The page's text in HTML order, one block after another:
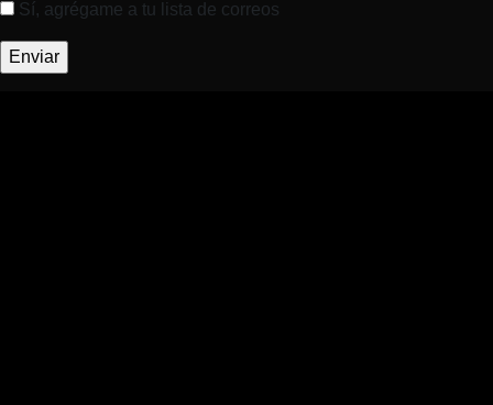
Sí, agrégame a tu lista de correos